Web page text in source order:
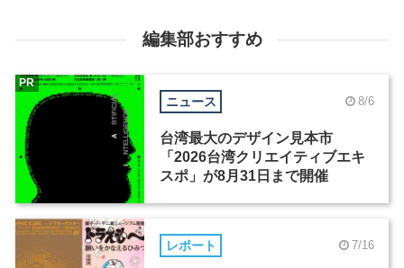
編集部おすすめ
ニュース 8/6
台湾最大のデザイン見本市
「2026台湾クリエイティブエキ
スポ」が8月31日まで開催
PR
レポート 7/16